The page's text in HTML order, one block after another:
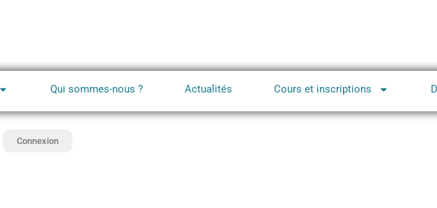
Qui sommes-nous ? Actualités Cours et inscriptions
Connexion